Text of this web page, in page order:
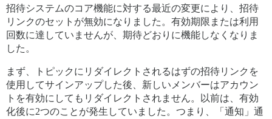
招待システムのコア機能に対する最近の変更により、招待
リンクのセットが無効になりました。有効期限または利用
回数に達していませんが、期待どおりに機能しなくなりま
した。
まず、トピックにリダイレクトされるはずの招待リンクを
使用してサインアップした後、新しいメンバーはアカウン
トを有効にしてもリダイレクトされません。以前は、有効
化後に2つのことが発生していました。つまり、「通知」通